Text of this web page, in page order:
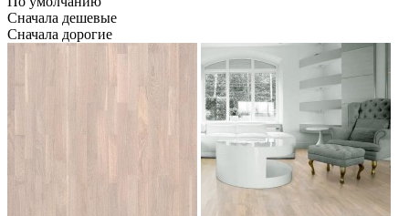
Сначала дешевые
Сначала дорогие